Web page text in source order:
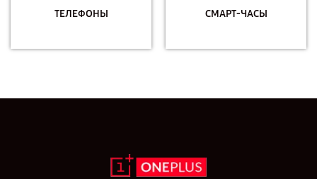
ТЕЛЕФОНЫ СМАРТ-ЧАСЫ